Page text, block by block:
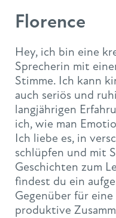
Florence
Hey, ich bin eine
Sprecherin mit
Stimme. Ich kann
auch seriös und
langjährigen
ich, wie man
Ich liebe es, in
schlüpfen und mit
Geschichten zum
findest du ein
Gegenüber für
produktive